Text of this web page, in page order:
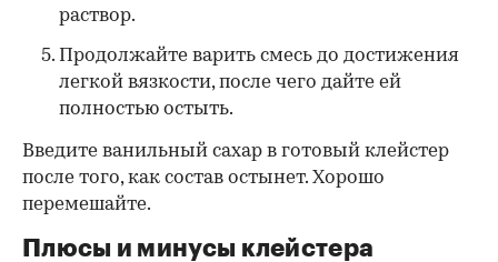
раствор.
Продолжайте варить смесь до достижения
легкой вязкости, после чего дайте ей
полностью остыть.
Введите ванильный сахар в готовый клейстер
после того, как состав остынет. Хорошо
перемешайте.
Плюсы и минусы клейстера